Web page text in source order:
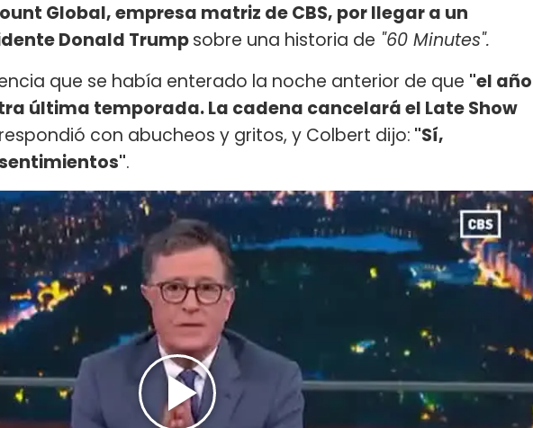
Global, empresa matriz de CBS, por llegar a un
Donald Trumpsobre una historia de "60 Minutes".
que se había enterado la noche anterior de que "el año
última temporada. La cadena cancelará el Late Show
con abucheos y gritos, y Colbert dijo: "Sí,
.